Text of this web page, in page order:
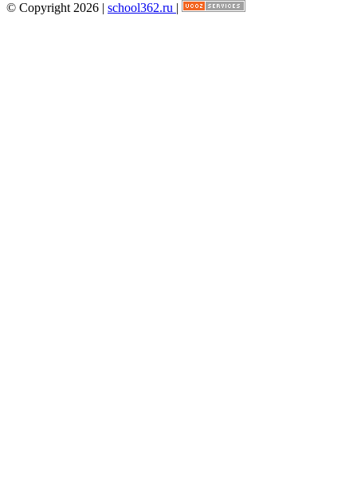
© Copyright 2026 | school362.ru |